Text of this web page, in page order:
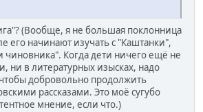
(Вообще, я не большая поклонница
его начинают изучать с "Каштанки",
чиновника". Когда дети ничего ещё не
ни в литературных изысках, надо
добровольно продолжить
рассказами. Это моё сугубо
мнение, если что.)